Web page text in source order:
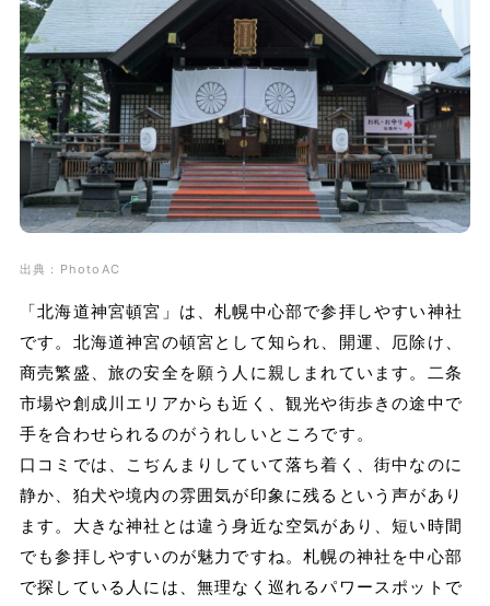
出典：PhotoAC
「北海道神宮頓宮」は、札幌中心部で参拝しやすい神社
です。北海道神宮の頓宮として知られ、開運、厄除け、
商売繁盛、旅の安全を願う人に親しまれています。二条
市場や創成川エリアからも近く、観光や街歩きの途中で
手を合わせられるのがうれしいところです。
口コミでは、こぢんまりしていて落ち着く、街中なのに
静か、狛犬や境内の雰囲気が印象に残るという声があり
ます。大きな神社とは違う身近な空気があり、短い時間
でも参拝しやすいのが魅力ですね。札幌の神社を中心部
で探している人には、無理なく巡れるパワースポットで